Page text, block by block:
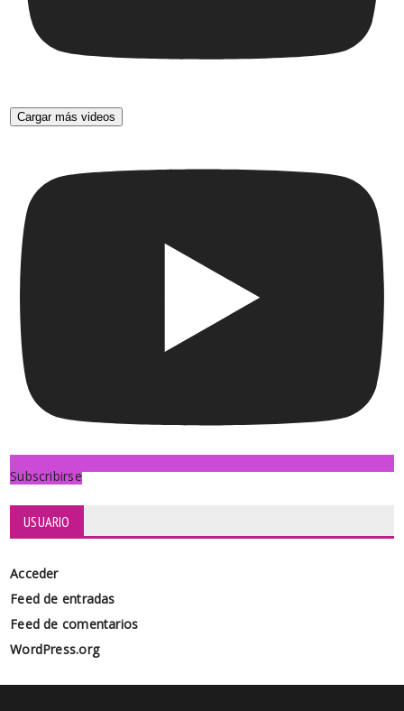
Cargar más videos
Subscribirse
USUARIO
Acceder
Feed de entradas
Feed de comentarios
WordPress.org